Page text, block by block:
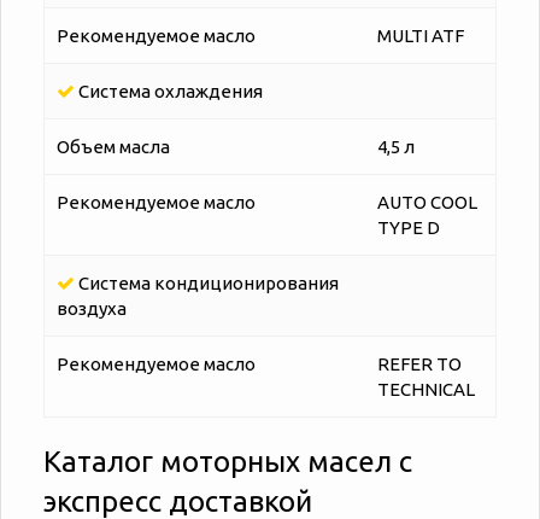
Рекомендуемое масло MULTI ATF
Система охлаждения
Объем масла 4,5 л
Рекомендуемое масло
AUTO COOL
TYPE D
Система кондиционирования
воздуха
Рекомендуемое масло
REFER TO
TECHNICAL
Каталог моторных масел с
экспресс доставкой